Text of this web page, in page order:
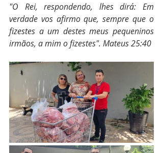
"O Rei, respondendo, lhes dirá: Em
verdade vos afirmo que, sempre que o
fizestes a um destes meus pequeninos
irmãos, a mim o fizestes". Mateus 25:40